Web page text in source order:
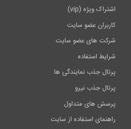
اشتراک ویژه (vip)
کاربران عضو سایت
شرکت های عضو سایت
شرایط استفاده
پرتال جذب نمایندگی ها
پرتال جذب نیرو
پرسش های متداول
راهنمای استفاده از سایت